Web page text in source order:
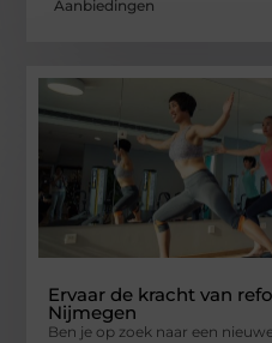
Aanbiedingen
Ervaar de kracht van
Nijmegen
Ben je op zoek naar een